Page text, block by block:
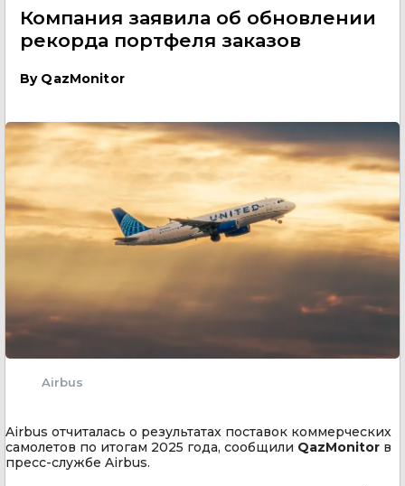
Компания заявила об обновлении
рекорда портфеля заказов
By QazMonitor
Airbus
Airbus отчиталась о результатах поставок коммерческих
самолетов по итогам 2025 года, сообщили QazMonitor в
пресс-службе Airbus.